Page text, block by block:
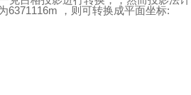
6371116m ，则可转换成平面坐标: